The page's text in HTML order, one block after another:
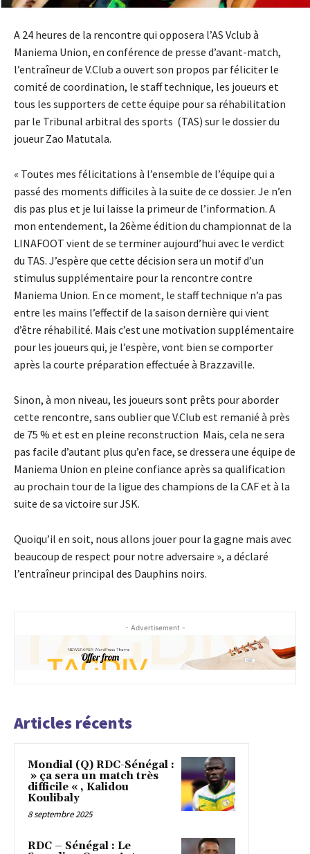
A 24 heures de la rencontre qui opposera l’AS Vclub à
Maniema Union, en conférence de presse d’avant-match,
l’entraîneur de V.Club a ouvert son propos par féliciter le
comité de coordination, le staff technique, les joueurs et
tous les supporters de cette équipe pour sa réhabilitation
par le Tribunal arbitral des sports (TAS) sur le dossier du
joueur Zao Matutala.
« Toutes mes félicitations à l’ensemble de l’équipe qui a
passé des moments difficiles à la suite de ce dossier. Je n’en
dis pas plus et je lui laisse la primeur de l’information. A
mon entendement, la 26ème édition du championnat de la
LINAFOOT vient de se terminer aujourd’hui avec le verdict
du TAS. J’espère que cette décision sera un motif d’un
stimulus supplémentaire pour la rencontre contre
Maniema Union. En ce moment, le staff technique n’a pas
entre les mains l’effectif de la saison dernière qui vient
d’être réhabilité. Mais c’est une motivation supplémentaire
pour les joueurs qui, je l’espère, vont bien se comporter
après la courte préparation effectuée à Brazzaville.
Sinon, à mon niveau, les joueurs sont prêts pour aborder
cette rencontre, sans oublier que V.Club est remanié à près
de 75 % et est en pleine reconstruction Mais, cela ne sera
pas facile d’autant plus qu’en face, se dressera une équipe de
Maniema Union en pleine confiance après sa qualification
au prochain tour de la ligue des champions de la CAF et à la
suite de sa victoire sur JSK.
Quoiqu’il en soit, nous allons jouer pour la gagne mais avec
beaucoup de respect pour notre adversaire », a déclaré
l’entraîneur principal des Dauphins noirs.
- Advertisement -
Articles récents
Mondial (Q) RDC-Sénégal :
» ça sera un match très
difficile « , Kalidou
Koulibaly
8 septembre 2025
RDC – Sénégal : Le